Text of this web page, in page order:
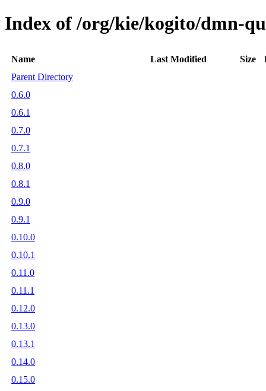
Index of /org/kie/kogito/dmn-
Name Last Modified Size
Parent Directory
0.6.0
0.6.1
0.7.0
0.7.1
0.8.0
0.8.1
0.9.0
0.9.1
0.10.0
0.10.1
0.11.0
0.11.1
0.12.0
0.13.0
0.13.1
0.14.0
0.15.0